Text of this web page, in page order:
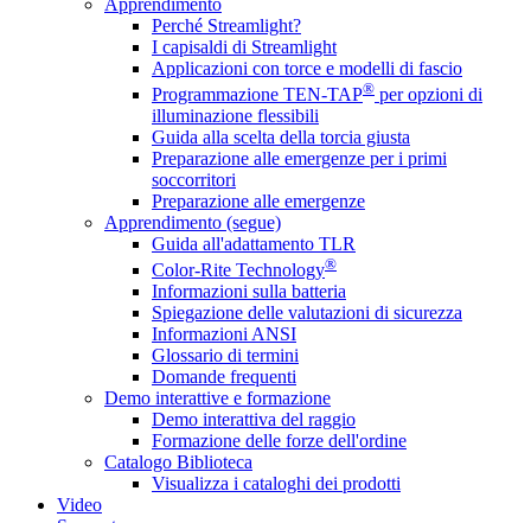
Perché Streamlight?
I capisaldi di Streamlight
Applicazioni con torce e modelli di fascio
Programmazione TEN-TAP® per opzioni di
illuminazione flessibili
Guida alla scelta della torcia giusta
Preparazione alle emergenze per i primi
soccorritori
Preparazione alle emergenze
Apprendimento (segue)
Guida all'adattamento TLR
Color-Rite Technology®
Informazioni sulla batteria
Spiegazione delle valutazioni di sicurezza
Informazioni ANSI
Glossario di termini
Domande frequenti
Demo interattive e formazione
Demo interattiva del raggio
Formazione delle forze dell'ordine
Catalogo Biblioteca
Visualizza i cataloghi dei prodotti
Video